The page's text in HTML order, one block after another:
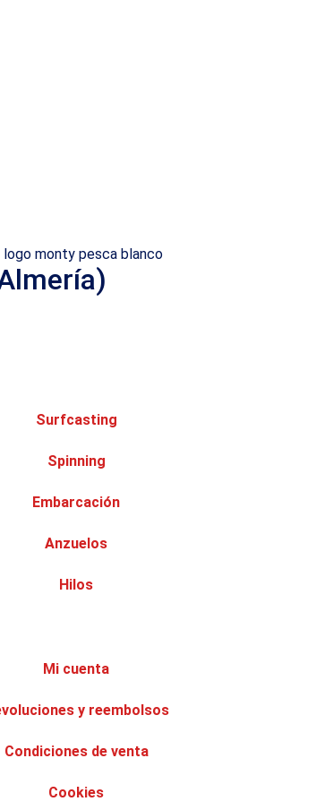
Surfcasting
Spinning
Embarcación
Anzuelos
Hilos
Mi cuenta
y reembolsos
Condiciones de venta
Cookies